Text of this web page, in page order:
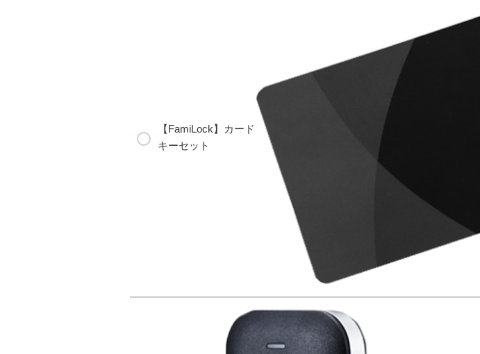
【FamiLock】カード
キーセット